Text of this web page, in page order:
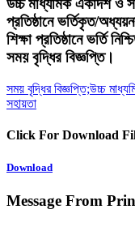
উচ্চ মাধ্যমিক একাদশ ও
প্রতিষ্ঠানে ভর্তিকৃত/
শিক্ষা প্রতিষ্ঠানে ভর্তি
সময় বৃদ্ধির বিজ্ঞপ্তি।
সময় বৃদ্ধির বিজ্ঞপ্তি;উচ্চ
সহায়তা
Click For Download
Download
Message From